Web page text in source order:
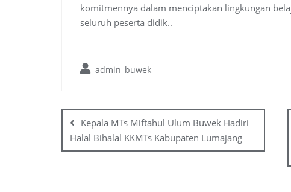
komitmennya dalam menciptakan lingkungan
seluruh peserta didik..
admin_buwek
Post
navigation
Kepala MTs Miftahul Ulum Buwek Hadiri
Halal Bihalal KKMTs Kabupaten Lumajang